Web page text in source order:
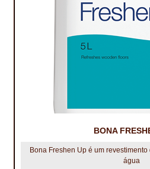
BONA
Bona Freshen Up é um
água